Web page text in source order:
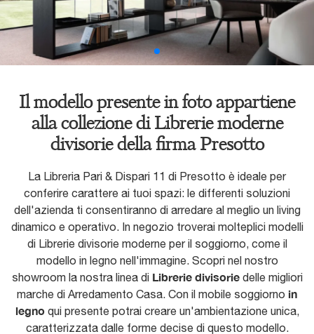
Il modello presente in foto appartiene
alla collezione di Librerie moderne
divisorie della firma Presotto
La Libreria Pari & Dispari 11 di Presotto è ideale per
conferire carattere ai tuoi spazi: le differenti soluzioni
dell'azienda ti consentiranno di arredare al meglio un living
dinamico e operativo. In negozio troverai molteplici modelli
di Librerie divisorie moderne per il soggiorno, come il
modello in legno nell'immagine. Scopri nel nostro
showroom la nostra linea di Librerie divisoriedelle migliori
marche di Arredamento Casa. Con il mobile soggiorno in
legnoqui presente potrai creare un'ambientazione unica,
caratterizzata dalle forme decise di questo modello.